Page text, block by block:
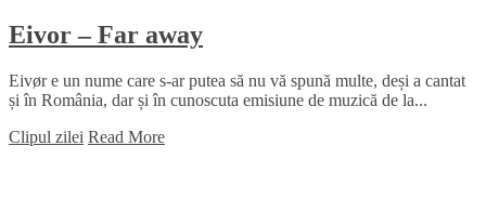
Eivor – Far away
Eivør e un nume care s-ar putea să nu vă spună multe, deși a cantat
și în România, dar și în cunoscuta emisiune de muzică de la...
Clipul zilei Read More